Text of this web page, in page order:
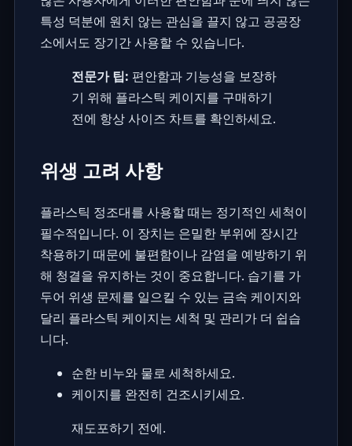
특성 덕분에 원치 않는 관심을 끌지 않고 공공장
소에서도 장기간 사용할 수 있습니다.
전문가 팁: 편안함과 기능성을 보장하
기 위해 플라스틱 케이지를 구매하기
전에 항상 사이즈 차트를 확인하세요.
위생 고려 사항
플라스틱 정조대를 사용할 때는 정기적인 세척이
필수적입니다. 이 장치는 은밀한 부위에 장시간
착용하기 때문에 불편함이나 감염을 예방하기 위
해 청결을 유지하는 것이 중요합니다. 습기를 가
두어 위생 문제를 일으킬 수 있는 금속 케이지와
달리 플라스틱 케이지는 세척 및 관리가 더 쉽습
니다.
순한 비누와 물로 세척하세요.
케이지를 완전히 건조시키세요.
재도포하기 전에.